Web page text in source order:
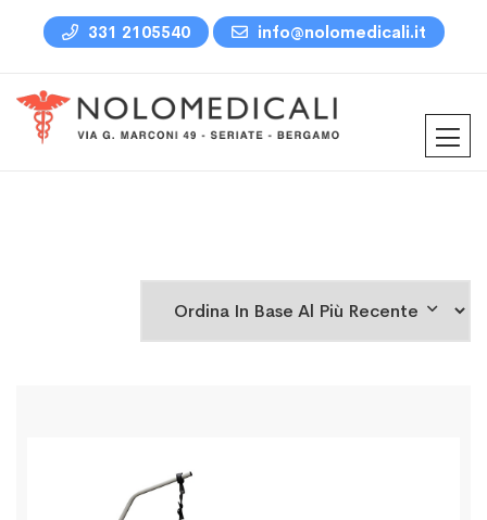
331 2105540 info@nolomedicali.it